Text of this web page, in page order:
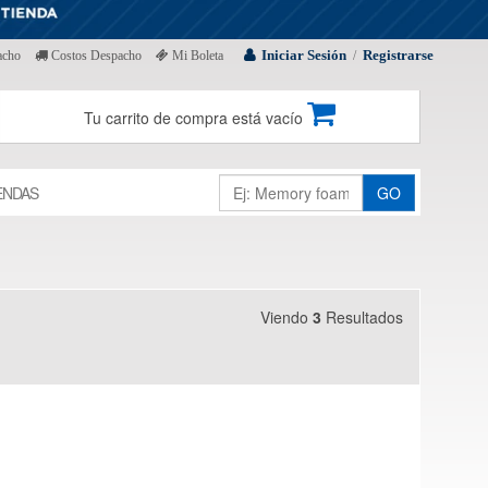
Iniciar Sesión / Registrarse
Costos Despacho Mi Boleta
Tu carrito de compra está vacío
GO
Viendo 3 Resultados